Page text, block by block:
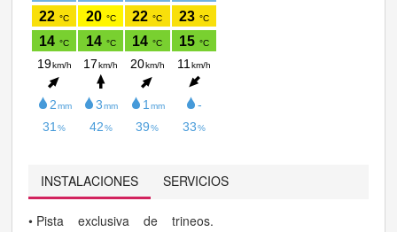
INSTALACIONES SERVICIOS
• Pista exclusiva de trineos.